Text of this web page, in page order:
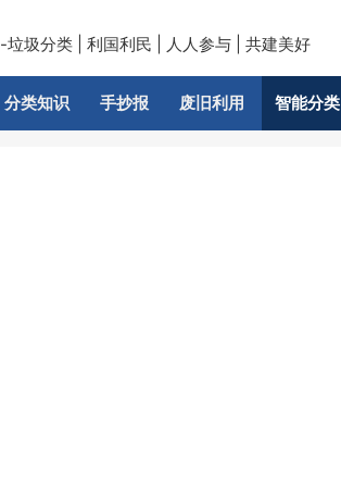
-垃圾分类 | 利国利民 | 人人参与 | 共建美好
分类知识 手抄报 废旧利用 智能分类